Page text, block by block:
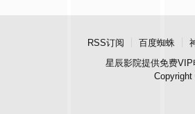
RSS订阅 百度蜘蛛
星辰影院提供免费VIP